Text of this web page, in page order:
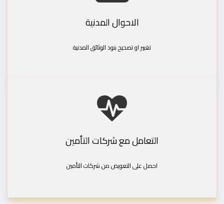
الاحوال المدنية
تغيير او تصحيح بنود الوثائق المدنية
التعامل مع شركات التأمين
احصل على التعويض من شركات التأمين